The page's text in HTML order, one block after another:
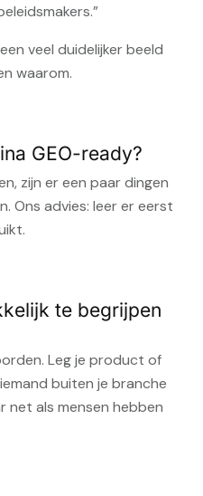
veel duidelijker beeld
waarom.
GEO-ready?
zijn er een paar dingen
Ons advies: leer er eerst
te begrijpen
Leg je product of
buiten je branche
net als mensen hebben